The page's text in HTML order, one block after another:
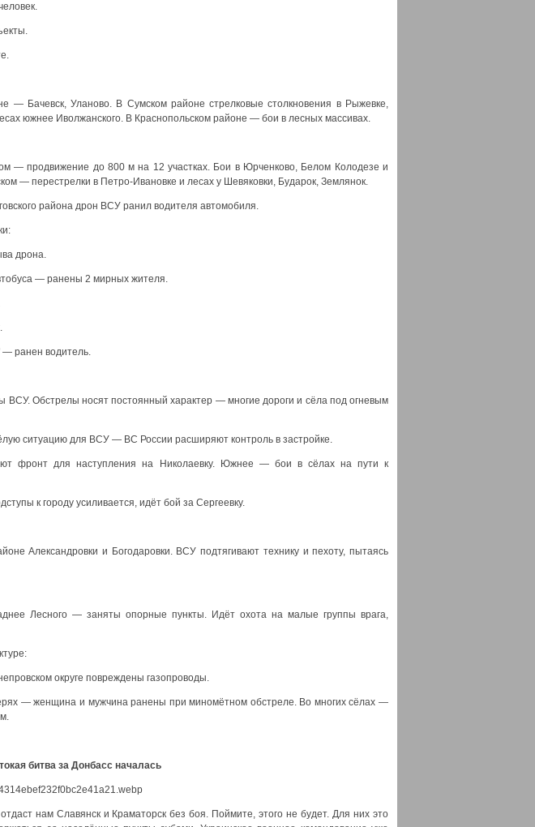
— Бачевск, Уланово. В Сумском районе стрелковые столкновения в Рыжевке,
южнее Иволжанского. В Краснопольском районе — бои в лесных массивах.
— продвижение до 800 м на 12 участках. Бои в Юрченково, Белом Колодезе и
— перестрелки в Петро-Ивановке и лесах у Шевяковки, Бударок, Землянок.
района дрон ВСУ ранил водителя автомобиля.
дрона.
— ранены 2 мирных жителя.
— ранен водитель.
Обстрелы носят постоянный характер — многие дороги и сёла под огневым
ситуацию для ВСУ — ВС России расширяют контроль в застройке.
фронт для наступления на Николаевку. Южнее — бои в сёлах на пути к
к городу усиливается, идёт бой за Сергеевку.
Александровки и Богодаровки. ВСУ подтягивают технику и пехоту, пытаясь
Лесного — заняты опорные пункты. Идёт охота на малые группы врага,
округе повреждены газопроводы.
— женщина и мужчина ранены при миномётном обстреле. Во многих сёлах —
битва за Донбасс началась
нам Славянск и Краматорск без боя. Поймите, этого не будет. Для них это